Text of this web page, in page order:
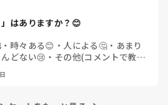
」はありますか？😊
・ 時々ある😊 ・ 人による🤔 ・ あまり
んどない😢 ・ その他(コメントで教え